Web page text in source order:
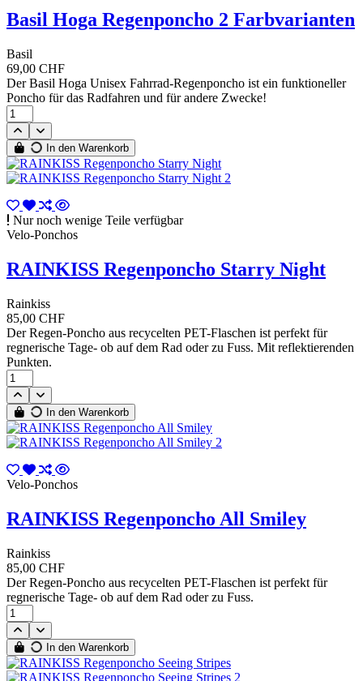
Basil Hoga Regenponcho 2 Farbvarianten
Basil
69,00 CHF
Der Basil Hoga Unisex Fahrrad-Regenponcho ist ein funktioneller
Poncho für das Radfahren und für andere Zwecke!
In den Warenkorb
Nur noch wenige Teile verfügbar
Velo-Ponchos
RAINKISS Regenponcho Starry Night
Rainkiss
85,00 CHF
Der Regen-Poncho aus recycelten PET-Flaschen ist perfekt für
regnerische Tage- ob auf dem Rad oder zu Fuss. Mit reflektierenden
Punkten.
In den Warenkorb
Velo-Ponchos
RAINKISS Regenponcho All Smiley
Rainkiss
85,00 CHF
Der Regen-Poncho aus recycelten PET-Flaschen ist perfekt für
regnerische Tage- ob auf dem Rad oder zu Fuss.
In den Warenkorb